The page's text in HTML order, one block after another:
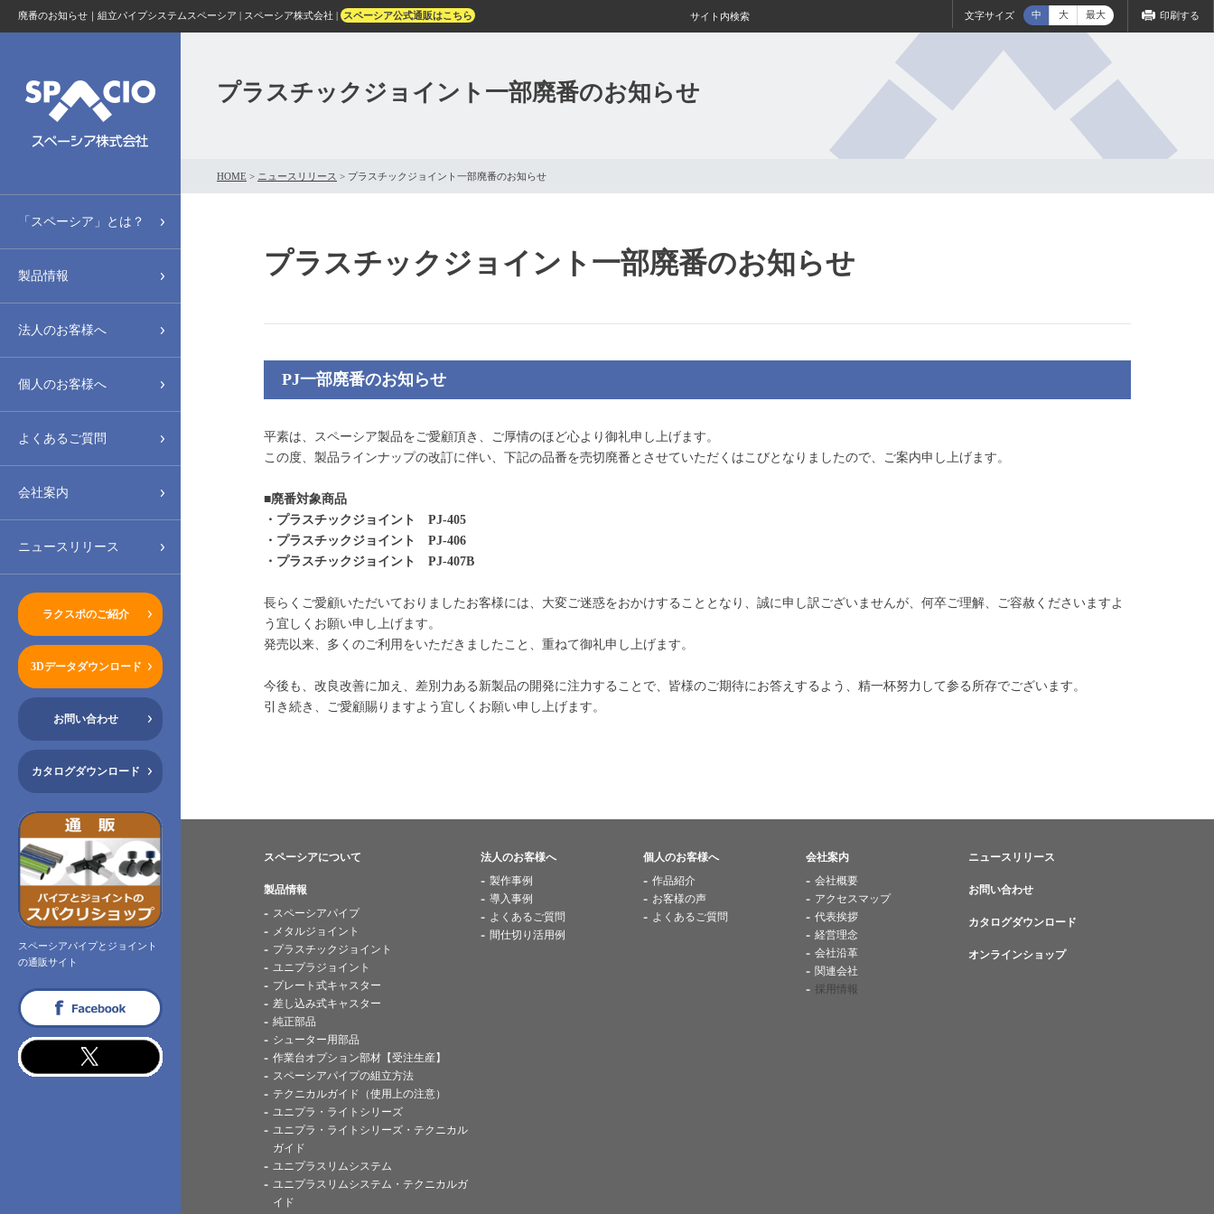
廃番のお知らせ｜組立パイプシステムスペーシア | スペーシア株式会社 | スペーシア公式通販はこちら サイト内検索 文字サイズ 中 大 最大 印刷する
「スペーシア」とは？
製品情報
法人のお客様へ
個人のお客様へ
よくあるご質問
会社案内
ニュースリリース
ラクスポのご紹介
3Dデータダウンロード
お問い合わせ
カタログダウンロード
スペーシアパイプとジョイント
の通販サイト
プラスチックジョイント一部廃番のお知らせ
HOME > ニュースリリース > プラスチックジョイント一部廃番のお知らせ
プラスチックジョイント一部廃番のお知らせ
PJ一部廃番のお知らせ
平素は、スペーシア製品をご愛顧頂き、ご厚情のほど心より御礼申し上げます。
この度、製品ラインナップの改訂に伴い、下記の品番を売切廃番とさせていただくはこびとなりましたので、ご案内申し上げます。
■廃番対象商品
・プラスチックジョイント PJ-405
・プラスチックジョイント PJ-406
・プラスチックジョイント PJ-407B
長らくご愛顧いただいておりましたお客様には、大変ご迷惑をおかけすることとなり、誠に申し訳ございませんが、何卒ご理解、ご容赦くださいますよ
う宜しくお願い申し上げます。
発売以来、多くのご利用をいただきましたこと、重ねて御礼申し上げます。
今後も、改良改善に加え、差別力ある新製品の開発に注力することで、皆様のご期待にお答えするよう、精一杯努力して参る所存でございます。
引き続き、ご愛顧賜りますよう宜しくお願い申し上げます。
スペーシアについて
製品情報
スペーシアパイプ
メタルジョイント
プラスチックジョイント
ユニプラジョイント
プレート式キャスター
差し込み式キャスター
純正部品
シューター用部品
作業台オプション部材【受注生産】
スペーシアパイプの組立方法
テクニカルガイド（使用上の注意）
ユニプラ・ライトシリーズ
ユニプラ・ライトシリーズ・テクニカル
ガイド
ユニプラスリムシステム
ユニプラスリムシステム・テクニカルガ
イド
法人のお客様へ
製作事例
導入事例
よくあるご質問
間仕切り活用例
個人のお客様へ
作品紹介
お客様の声
よくあるご質問
会社案内
会社概要
アクセスマップ
代表挨拶
経営理念
会社沿革
関連会社
採用情報
ニュースリリース
お問い合わせ
カタログダウンロード
オンラインショップ